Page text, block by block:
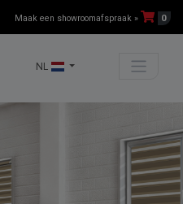
Maak een showroomafspraak » 0
NL